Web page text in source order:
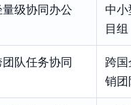
量级协同办公
中
目组
团队任务协同
跨
销团